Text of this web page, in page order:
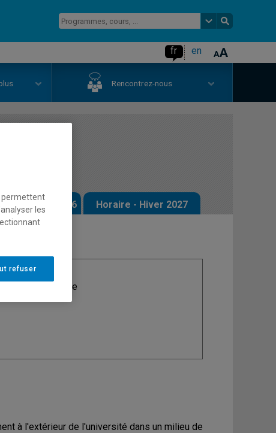
fr en
Rencontrez-nous
- Automne 2026 Horaire - Hiver 2027
: Psychologie
à l'extérieur de l'université dans un milieu de
permettent
les
refuser